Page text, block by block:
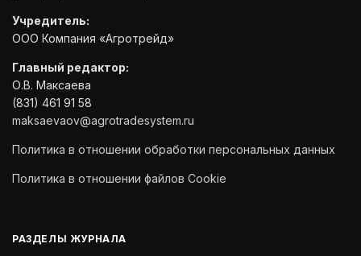
Учредитель:
ООО Компания «Агротрейд»
Главный редактор:
О.В. Максаева
(831) 461 91 58
maksaevaov@agrotradesystem.ru
Политика в отношении обработки персональных данных
Политика в отношении файлов Cookie
РАЗДЕЛЫ ЖУРНАЛА